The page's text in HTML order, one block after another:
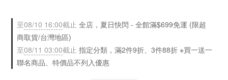
至08/10 16:00截止 全店，夏日快閃 - 全館滿$699免運 (限超
商取貨/台灣地區)
至08/11 03:00截止 指定分類，滿2件9折、3件88折 ※買一送一
聯名商品、特價品不列入優惠